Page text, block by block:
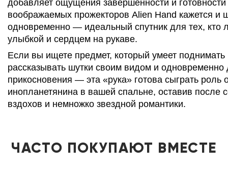
добавляет ощущения завершенности и
воображаемых прожекторов Alien Hand кажется и
одновременно — идеальный спутник для тех, кто
улыбкой и сердцем на рукаве.
Если вы ищете предмет, который умеет поднимать
рассказывать шутки своим видом и одновременно
прикосновения — эта «рука» готова сыграть роль
инопланетянина в вашей спальне, оставив после
вздохов и немножко звездной романтики.
ЧАСТО ПОКУПАЮТ ВМЕСТЕ